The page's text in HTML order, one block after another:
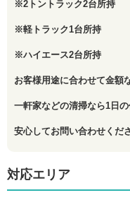
※2トントラック2台所持
※軽トラック1台所持
※ハイエース2台所持
お客様用途に合わせて金額
一軒家などの清掃なら1日
安心してお問い合わせくだ
対応エリア